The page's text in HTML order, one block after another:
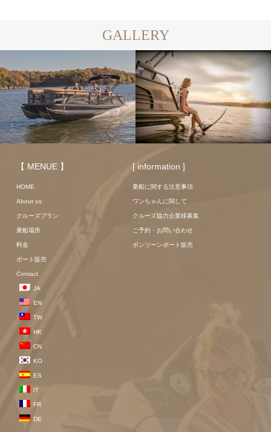
GALLERY
【 MENUE 】
HOME
About us
クルーズプラン
乗船場所
料金
ボート販売
Contact
JA
EN
TW
HK
CN
KO
ES
IT
FR
DE
[ information ]
乗船に関する注意事項
ワンちゃんに関して
クルーズ協力企業様募集
ご予約・お問い合わせ
ポンツーンボート販売